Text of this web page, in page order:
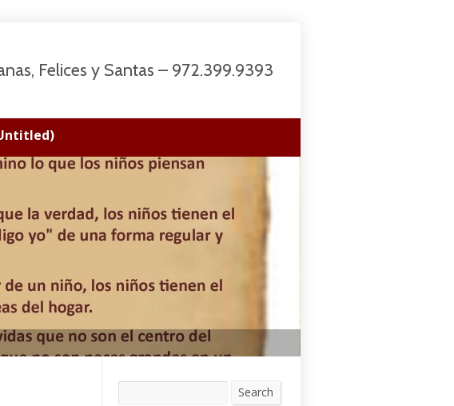
Felices y Santas – 972.399.9393
Search